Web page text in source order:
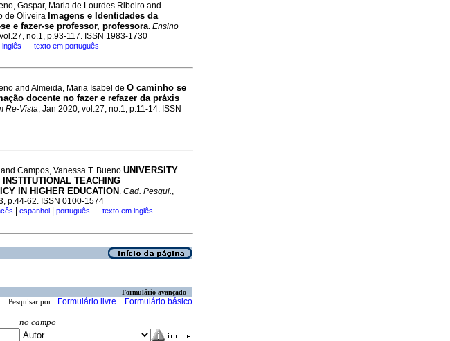
Gaspar, Maria de Lourdes Ribeiro and
de Oliveira Imagens e Identidades da
e fazer-se professor, professora. Ensino
no.1, p.93-117. ISSN 1983-1730
inglês · texto em português
and Almeida, Maria Isabel de O caminho se
docente no fazer e refazer da práxis
Re-Vista, Jan 2020, vol.27, no.1, p.11-14. ISSN
Campos, Vanessa T. Bueno UNIVERSITY
INSTITUTIONAL TEACHING
IN HIGHER EDUCATION . Cad. Pesqui.,
p.44-62. ISSN 0100-1574
espanhol português · texto em inglês
Formulário avançado
Pesquisar por : Formulário livre Formulário básico
no campo